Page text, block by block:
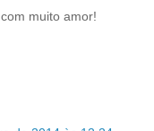
muito amor!